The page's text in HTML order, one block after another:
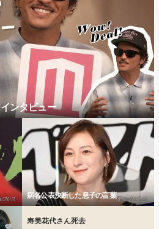
ンタビュー
病名公表決断した息子の言葉
寿美花代さん死去